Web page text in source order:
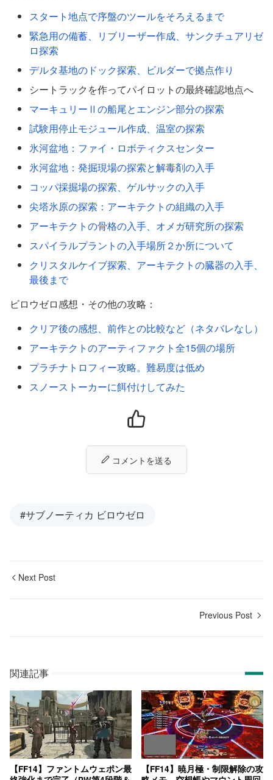
スタート地点で序盤のツールをそろえるまで
緊急用の備蓄、リブリーザー作成、サンクチュアリゼ
ロ探索
デルタ基地のドック探索、ビルダーで拠点作り
シートラックを作ってパイロットの最終確認地点へ
マーキュリーⅡの船尾とエンジン部分の探索
試験用停止モジュール作成、温室の探索
氷河盆地：ファイ・ロボティクスセンター
氷河盆地：発掘現場の探索と解毒剤の入手
コッパ採掘場の探索、ゲルサックの入手
尖塔氷原の探索：アーキテクトの組織の入手
アーキテクトの骨格の入手、オメガ研究所の探索
スパイラルプラントの入手場所２か所について
クリスタルケイブ探索、アーキテクトの臓器の入手、
最後まで
ビロウゼロ感想・その他の攻略：
クリア後の感想、前作との比較など（ネタバレなし）
アーキテクトのアーティファクト全15個の場所
プラチナトロフィー攻略。難易度は低め
スノーストーカーに餌付けしてみた
コメントを送る
#サブノーティカ ビロウゼロ
Next Post
Previous Post
関連記事
【FF14】ファントムウェポン最
【FF14】暁月極・制限解除の攻